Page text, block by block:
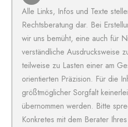
Alle Links, Infos und Texte
Rechtsberatung dar. Bei
wir uns bemüht, eine auch für
verständliche Ausdrucksweise
teilweise zu Lasten einer am
orientierten Präzision. Für die
größtmöglicher Sorgfalt
übernommen werden. Bitte
Konkretes mit dem Berater